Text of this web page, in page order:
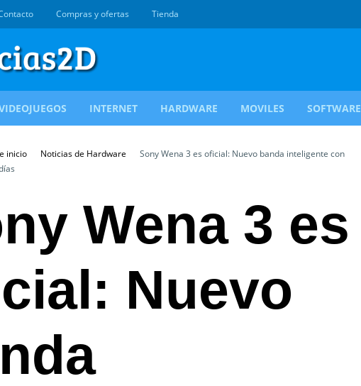
Compras y ofertas Tienda
INTERNET HARDWARE MOVILES SOFTWARE
inicio Noticias de Hardware
Sony Wena 3 es oficial: Nuevo banda inteligente con
Wena 3 es
Nuevo